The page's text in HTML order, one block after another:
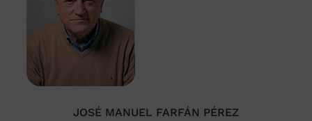
JOSÉ MANUEL FARFÁN PÉREZ